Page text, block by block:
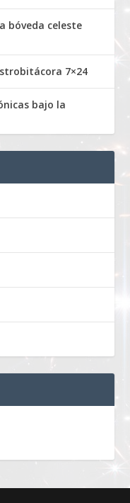
bóveda celeste
7×24
bajo la